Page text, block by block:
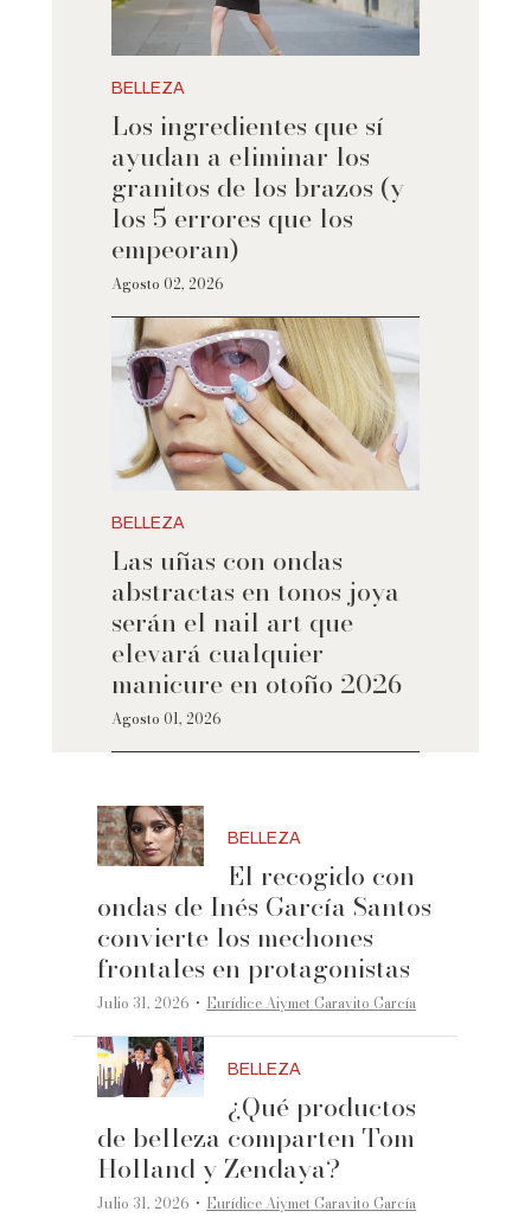
BELLEZA
Los ingredientes que sí
ayudan a eliminar los
granitos de los brazos (y
los 5 errores que los
empeoran)
Agosto 02, 2026
BELLEZA
Las uñas con ondas
abstractas en tonos joya
serán el nail art que
elevará cualquier
manicure en otoño 2026
Agosto 01, 2026
BELLEZA
El recogido con
ondas de Inés García Santos
convierte los mechones
frontales en protagonistas
Julio 31, 2026 ·Eurídice Aiymet Garavito García
BELLEZA
¿Qué productos
de belleza comparten Tom
Holland y Zendaya?
Julio 31, 2026 ·Eurídice Aiymet Garavito García